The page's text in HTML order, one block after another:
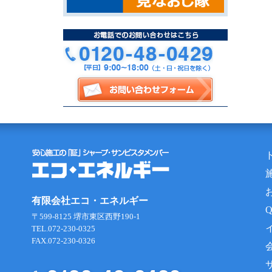
有限会社エコ・エネルギー
〒599-8125 堺市東区西野190-1
TEL.072-230-0325
FAX.072-230-0326